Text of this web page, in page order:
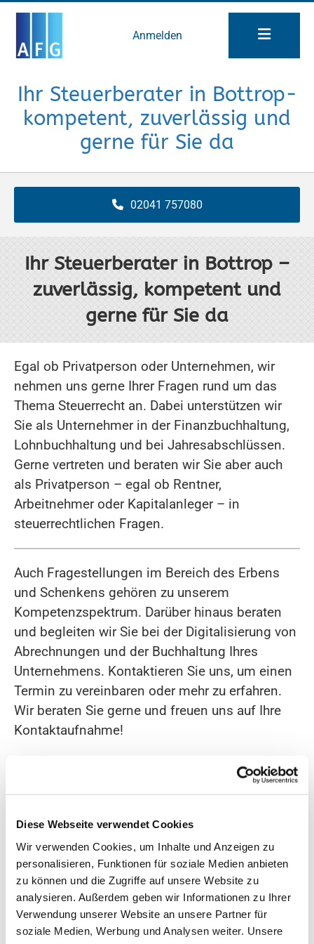
Diese Webseite verwendet Cookies
Wir verwenden Cookies, um Inhalte und Anzeigen zu
personalisieren, Funktionen für soziale Medien anbieten
zu können und die Zugriffe auf unsere Website zu
analysieren. Außerdem geben wir Informationen zu Ihrer
Verwendung unserer Website an unsere Partner für
soziale Medien, Werbung und Analysen weiter. Unsere
Zum Inhalt springen
Anmelden
Ihr Steuerberater in Bottrop-
kompetent, zuverlässig und
gerne für Sie da
02041 757080
Ihr Steuerberater in Bottrop –
zuverlässig, kompetent und
gerne für Sie da
Egal ob Privatperson oder Unternehmen, wir
nehmen uns gerne Ihrer Fragen rund um das
Thema Steuerrecht an. Dabei unterstützen wir
Sie als Unternehmer in der Finanzbuchhaltung,
Lohnbuchhaltung und bei Jahresabschlüssen.
Gerne vertreten und beraten wir Sie aber auch
als Privatperson – egal ob Rentner,
Arbeitnehmer oder Kapitalanleger – in
steuerrechtlichen Fragen.
Auch Fragestellungen im Bereich des Erbens
und Schenkens gehören zu unserem
Kompetenzspektrum. Darüber hinaus beraten
und begleiten wir Sie bei der Digitalisierung von
Abrechnungen und der Buchhaltung Ihres
Unternehmens. Kontaktieren Sie uns, um einen
Termin zu vereinbaren oder mehr zu erfahren.
Wir beraten Sie gerne und freuen uns auf Ihre
Kontaktaufnahme!
Birkenstraße 29
46242 Bottrop
 02041 757080
 info@stb-afg.de